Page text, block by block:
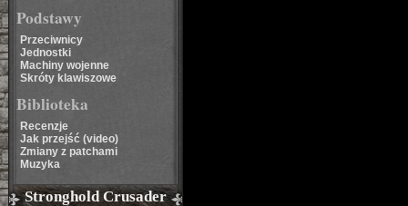
Podstawy
Przeciwnicy
Jednostki
Machiny wojenne
Skróty klawiszowe
Biblioteka
Recenzje
Jak przejść (video)
Zmiany z patchami
Muzyka
Stronghold Crusader